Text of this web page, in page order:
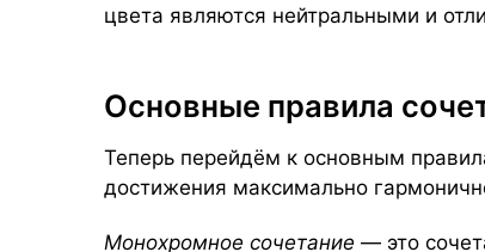
цвета являются нейтральными и
Основные правила
Теперь перейдём к основным
достижения максимально
Монохромное сочетание — это